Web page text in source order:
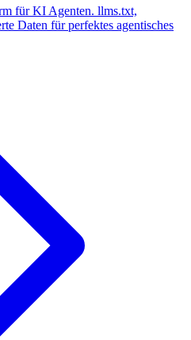
für KI Agenten. llms.txt,
Daten für perfektes agentisches